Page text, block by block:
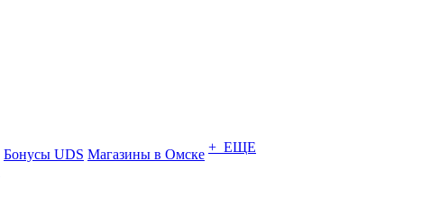
Бонусы UDS Магазины в Омске + ЕЩЕ